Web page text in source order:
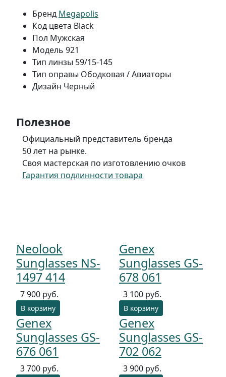
Бренд Megapolis
Код цвета Black
Пол Мужская
Модель 921
Тип линзы 59/15-145
Тип оправы Ободковая / Авиаторы
Дизайн Черный
Полезное
Официальный представитель бренда
50 лет на рынке.
Своя мастерская по изготовлению очков
Гарантия подлинности товара
Neolook
Sunglasses NS-
1497 414
7 900 руб.
В корзину
Genex
Sunglasses GS-
678 061
3 100 руб.
В корзину
Genex
Sunglasses GS-
676 061
3 700 руб.
Genex
Sunglasses GS-
702 062
3 900 руб.